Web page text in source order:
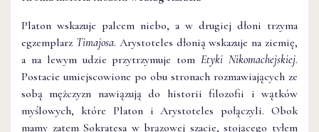
Platon wskazuje palcem niebo, a w drugiej dłoni trzyma
egzemplarz Timajosa. Arystoteles dłonią wskazuje na ziemię,
a na lewym udzie przytrzymuje tomEtyki Nikomachejskiej.
Postacie umiejscowione po obu stronach rozmawiających ze
sobą mężczyzn nawiązują do historii filozofii i wątków
myślowych, które Platon i Arystoteles połączyli. Obok
mamy zatem Sokratesa w brązowej szacie, stojącego tyłem